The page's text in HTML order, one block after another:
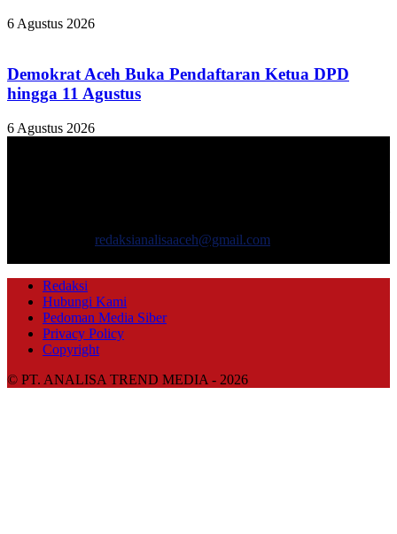
6 Agustus 2026
Demokrat Aceh Buka Pendaftaran Ketua DPD
hingga 11 Agustus
6 Agustus 2026
redaksianalisaaceh@gmail.com
Redaksi
Hubungi Kami
Pedoman Media Siber
Privacy Policy
Copyright
© PT. ANALISA TREND MEDIA - 2026